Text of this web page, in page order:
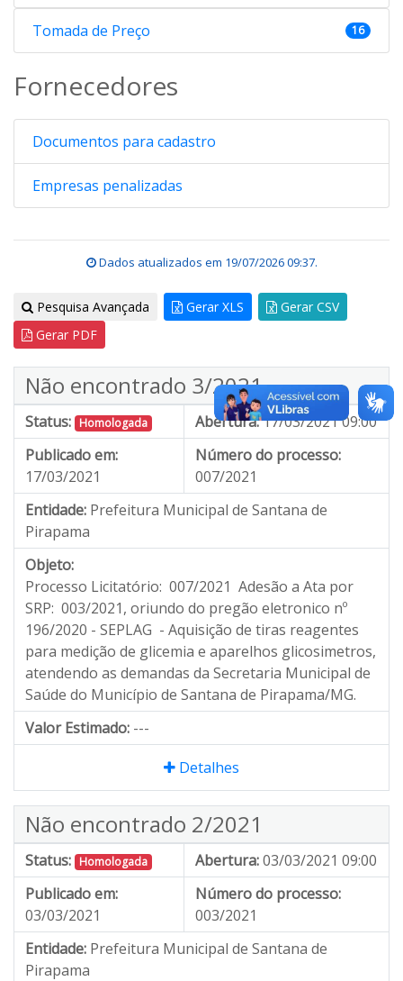
Tomada de Preço 16
Fornecedores
Documentos para cadastro
Empresas penalizadas
Dados atualizados em 19/07/2026 09:37.
Pesquisa Avançada Gerar XLS
Gerar CSV
Gerar PDF
Não encontrado 3/2021
Status: Homologada Abertura:17/03/2021 09:00
Publicado em:
17/03/2021
Número do processo:
007/2021
Entidade: Prefeitura Municipal de Santana de
Pirapama
Objeto:
Processo Licitatório: 007/2021 Adesão a Ata por
SRP: 003/2021, oriundo do pregão eletronico nº
196/2020 - SEPLAG - Aquisição de tiras reagentes
para medição de glicemia e aparelhos glicosimetros,
atendendo as demandas da Secretaria Municipal de
Saúde do Município de Santana de Pirapama/MG.
Valor Estimado: ---
Detalhes
Não encontrado 2/2021
Status: Homologada Abertura:03/03/2021 09:00
Publicado em:
03/03/2021
Número do processo:
003/2021
Entidade: Prefeitura Municipal de Santana de
Pirapama